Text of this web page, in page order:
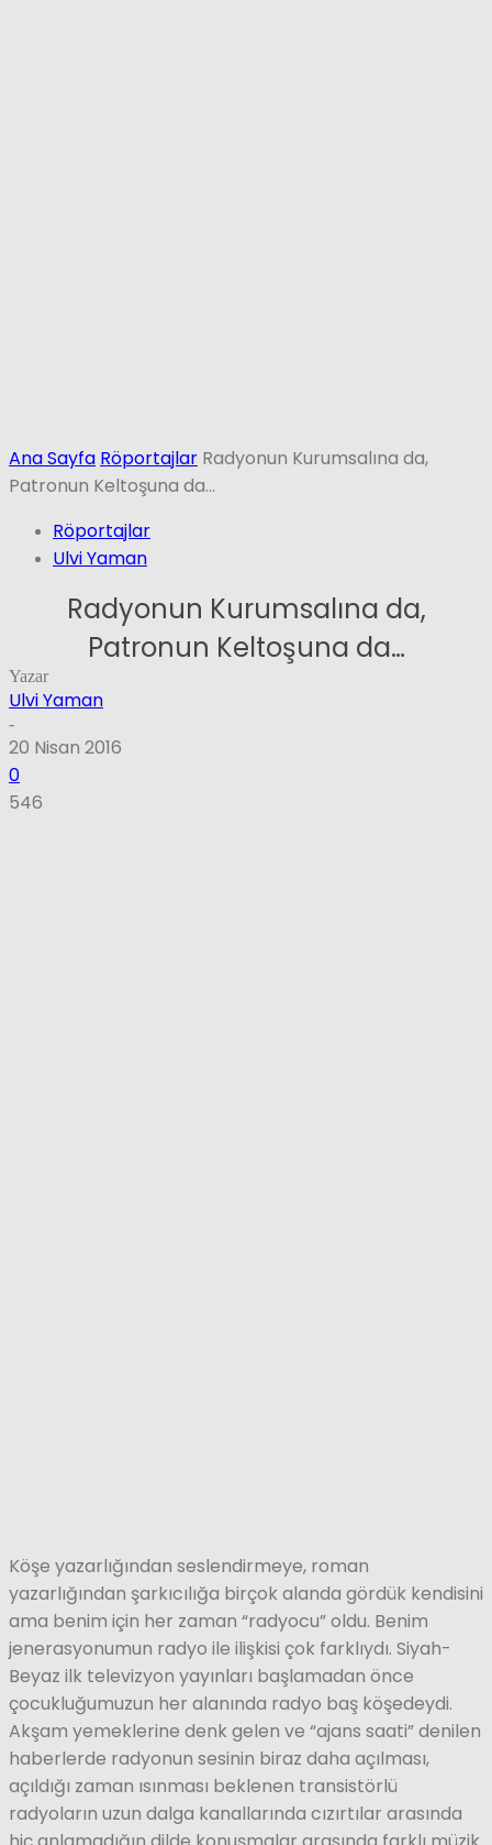
Ana Sayfa Röportajlar Radyonun Kurumsalına da,
Patronun Keltoşuna da…
Röportajlar
Ulvi Yaman
Radyonun Kurumsalına da,
Patronun Keltoşuna da…
Yazar
Ulvi Yaman
-
20 Nisan 2016
0
546
Köşe yazarlığından seslendirmeye, roman
yazarlığından şarkıcılığa birçok alanda gördük kendisini
ama benim için her zaman “radyocu” oldu. Benim
jenerasyonumun radyo ile ilişkisi çok farklıydı. Siyah-
Beyaz ilk televizyon yayınları başlamadan önce
çocukluğumuzun her alanında radyo baş köşedeydi.
Akşam yemeklerine denk gelen ve “ajans saati” denilen
haberlerde radyonun sesinin biraz daha açılması,
açıldığı zaman ısınması beklenen transistörlü
radyoların uzun dalga kanallarında cızırtılar arasında